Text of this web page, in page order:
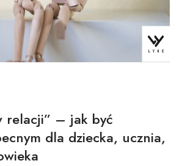
relacji” – jak być
dla dziecka, ucznia,